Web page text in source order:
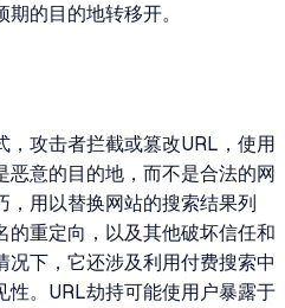
的目的地转移开。
，攻击者拦截或篡改URL，使用
恶意的目的地，而不是合法的网
，用以替换网站的搜索结果列
的重定向，以及其他破坏信任和
况下，它还涉及利用付费搜索中
性。URL劫持可能使用户暴露于